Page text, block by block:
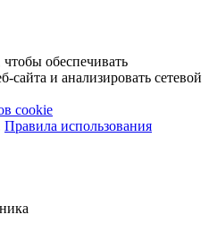
обеспечивать
сайта и анализировать сетевой
cookie
Правила использования